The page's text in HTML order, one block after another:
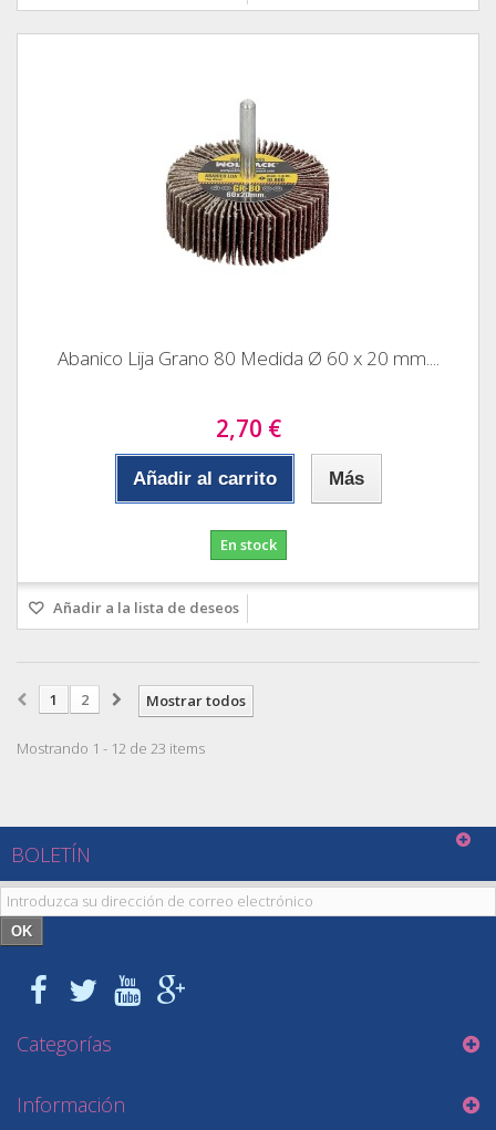
Abanico Lija Grano 80 Medida Ø 60 x 20 mm....
2,70 €
Añadir al carrito Más
En stock
Añadir a la lista de deseos
Mostrar todos
1 2
Mostrando 1 - 12 de 23 items
BOLETÍN
OK
Categorías
Información